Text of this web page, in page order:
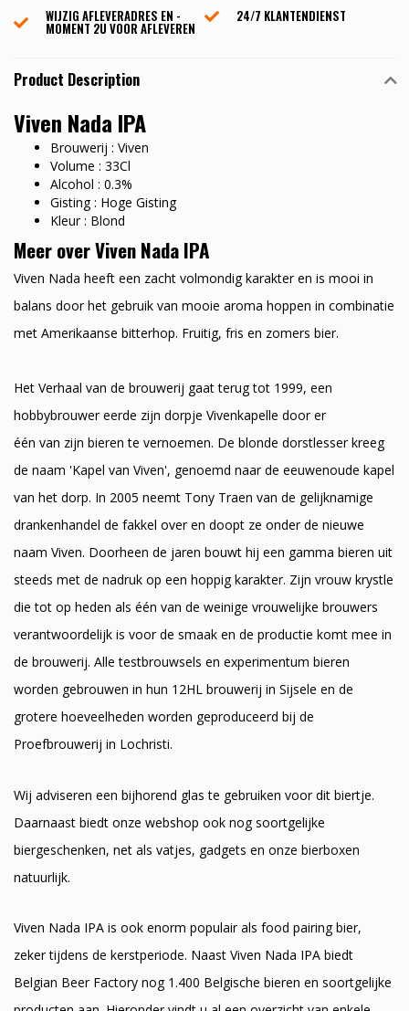
WIJZIG AFLEVERADRES EN -
MOMENT 2U VOOR AFLEVEREN
24/7 KLANTENDIENST
Product Description
Viven Nada IPA
Brouwerij : Viven
Volume : 33Cl
Alcohol : 0.3%
Gisting : Hoge Gisting
Kleur : Blond
Meer over Viven Nada IPA
Viven Nada heeft een zacht volmondig karakter en is mooi in
balans door het gebruik van mooie aroma hoppen in combinatie
met Amerikaanse bitterhop. Fruitig, fris en zomers bier.
Het Verhaal van de brouwerij gaat terug tot 1999, een
hobbybrouwer eerde zijn dorpje Vivenkapelle door er
één van zijn bieren te vernoemen. De blonde dorstlesser kreeg
de naam 'Kapel van Viven', genoemd naar de eeuwenoude kapel
van het dorp. In 2005 neemt Tony Traen van de gelijknamige
drankenhandel de fakkel over en doopt ze onder de nieuwe
naam Viven. Doorheen de jaren bouwt hij een gamma bieren uit
steeds met de nadruk op een hoppig karakter. Zijn vrouw krystle
die tot op heden als één van de weinige vrouwelijke brouwers
verantwoordelijk is voor de smaak en de productie komt mee in
de brouwerij. Alle testbrouwsels en experimentum bieren
worden gebrouwen in hun 12HL brouwerij in Sijsele en de
grotere hoeveelheden worden geproduceerd bij de
Proefbrouwerij in Lochristi.
Wij adviseren een bijhorend glas te gebruiken voor dit biertje.
Daarnaast biedt onze webshop ook nog soortgelijke
biergeschenken, net als vatjes, gadgets en onze bierboxen
natuurlijk.
Viven Nada IPA is ook enorm populair als food pairing bier,
zeker tijdens de kerstperiode. Naast Viven Nada IPA biedt
Belgian Beer Factory nog 1.400 Belgische bieren en soortgelijke